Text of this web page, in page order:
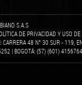
S.A.S
DE PRIVACIDAD Y USO
48 N° 30 SUR - 119,
| BOGOTÁ: (57) (601)